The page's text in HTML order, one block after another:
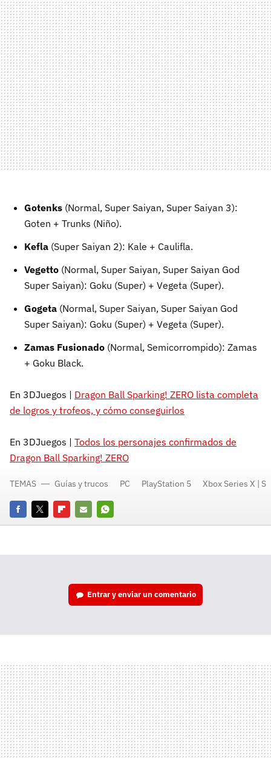
Gotenks (Normal, Super Saiyan, Super Saiyan 3):
Goten + Trunks (Niño).
Kefla (Super Saiyan 2): Kale + Caulifla.
Vegetto (Normal, Super Saiyan, Super Saiyan God
Super Saiyan): Goku (Super) + Vegeta (Super).
Gogeta (Normal, Super Saiyan, Super Saiyan God
Super Saiyan): Goku (Super) + Vegeta (Super).
Zamas Fusionado (Normal, Semicorrompido): Zamas
+ Goku Black.
En 3DJuegos | Dragon Ball Sparking! ZERO lista completa
de logros y trofeos, y cómo conseguirlos
En 3DJuegos | Todos los personajes confirmados de
Dragon Ball Sparking! ZERO
FacebookTwitterFlipboard
E-
Whatsapp
TEMAS Guías y trucos PC PlayStation 5 Xbox Series X | S
Entrar y enviar un comentario